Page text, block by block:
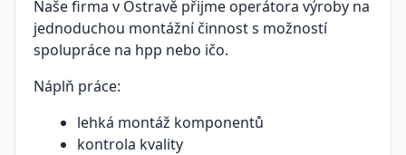
Naše firma v Ostravě přijme operátora výroby na
jednoduchou montážní činnost s možností
spolupráce na hpp nebo ičo.
Náplň práce:
lehká montáž komponentů
kontrola kvality